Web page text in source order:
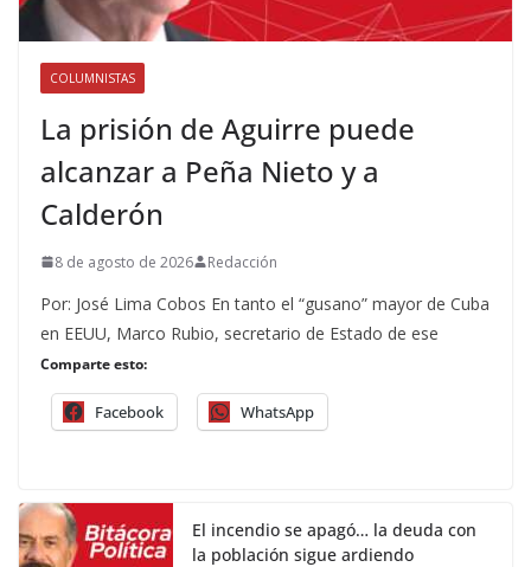
COLUMNISTAS
La prisión de Aguirre puede
alcanzar a Peña Nieto y a
Calderón
8 de agosto de 2026 Redacción
Por: José Lima Cobos En tanto el “gusano” mayor de Cuba
en EEUU, Marco Rubio, secretario de Estado de ese
Comparte esto:
Facebook WhatsApp
El incendio se apagó… la deuda con
la población sigue ardiendo